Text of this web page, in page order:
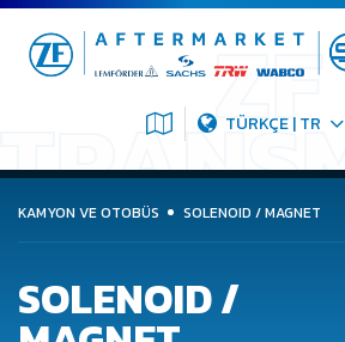
TÜRKÇE | TR
KAMYON VE OTOBÜS SOLENOID / MAGNET
SOLENOID /